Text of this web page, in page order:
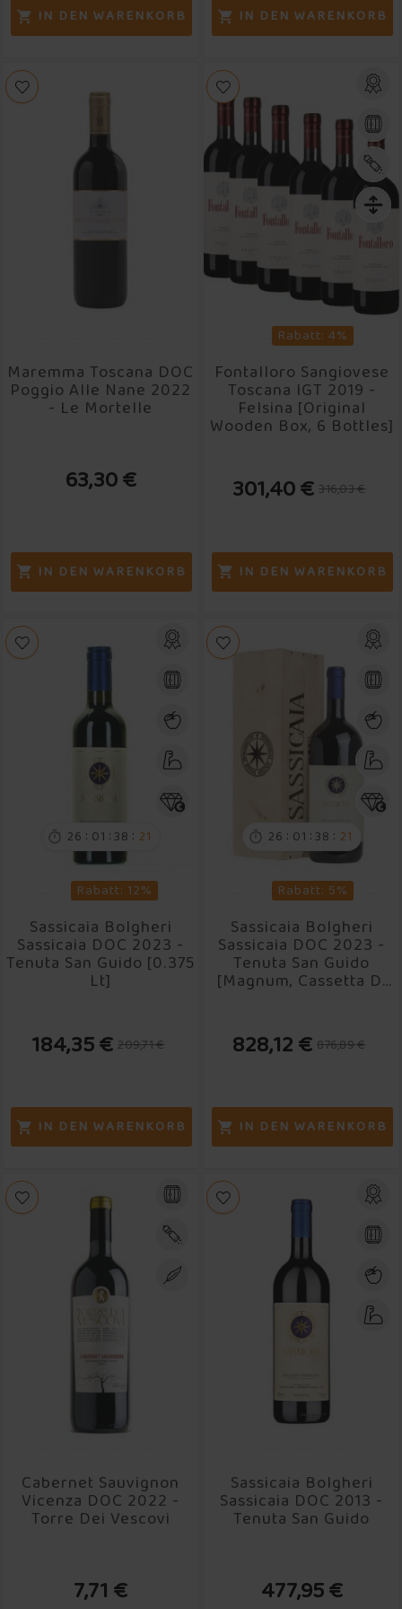
 IN DEN WARENKORB  IN DEN WARENKORB
Maremma Toscana DOC
Poggio Alle Nane 2022
- Le Mortelle
63,30 €
 IN DEN WARENKORB
Fontalloro Sangiovese
Toscana IGT 2019 -
Felsina [Original
Wooden Box, 6 Bottles]
301,40 € 316,03 €
Rabatt: 4%
 IN DEN WARENKORB
 26 : 01 : 38 : 20
Sassicaia Bolgheri
Sassicaia DOC 2023 -
Tenuta San Guido [0.375
Lt]
184,35 € 209,71 €
Rabatt: 12%
 IN DEN WARENKORB
 26 : 01 : 38 : 20
Sassicaia Bolgheri
Sassicaia DOC 2023 -
Tenuta San Guido
[Magnum, Cassetta Di
828,12 € 876,89 €
Rabatt: 5%
 IN DEN WARENKORB
Cabernet Sauvignon
Vicenza DOC 2022 -
Torre Dei Vescovi
7,71 €
Sassicaia Bolgheri
Sassicaia DOC 2013 -
Tenuta San Guido
477,95 €